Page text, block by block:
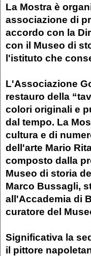
La Mostra è
associazione di
accordo con la
con il Museo di
l'istituto che
L'Associazione
restauro della
colori originali e
dal tempo. La
cultura e di
dell'arte Mario
composto dalla
Museo di storia
Marco Bussagli,
all'Accademia di
curatore del
Significativa la
il pittore